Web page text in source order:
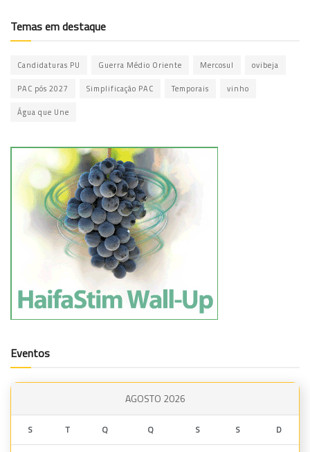
Temas em destaque
Candidaturas PU Guerra Médio Oriente Mercosul ovibeja
PAC pós 2027 Simplificação PAC Temporais vinho
Água que Une
Eventos
AGOSTO 2026
S T Q Q S S D